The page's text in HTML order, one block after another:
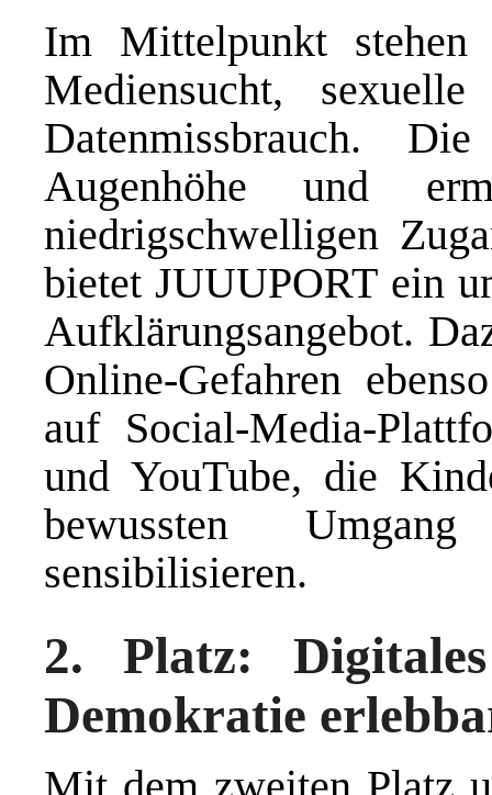
Im Mittelpunkt stehen
Mediensucht,
Datenmissbrauch.
Augenhöhe und
niedrigschwelligen
bietet JUUUPORT ein
Aufklärungsangebot.
Online-Gefahren
auf Social-Media-
und YouTube, die
bewussten
sensibilisieren.
2. Platz:
Demokratie